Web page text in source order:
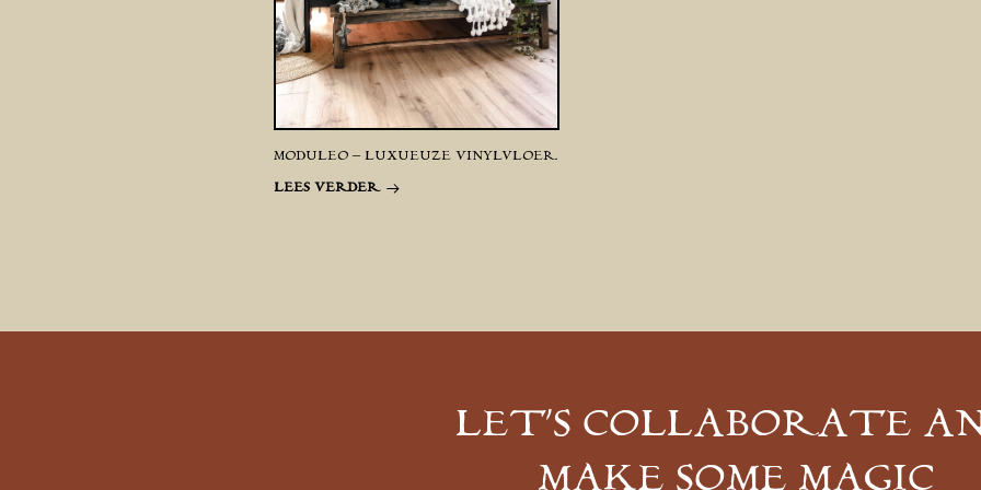
MODULEO – LUXUEUZE VINYLVLOER.
LEES VERDER
LET’S COLLABORATE
MAKE SOME MAGIC